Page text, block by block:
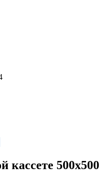
кассете 500х500